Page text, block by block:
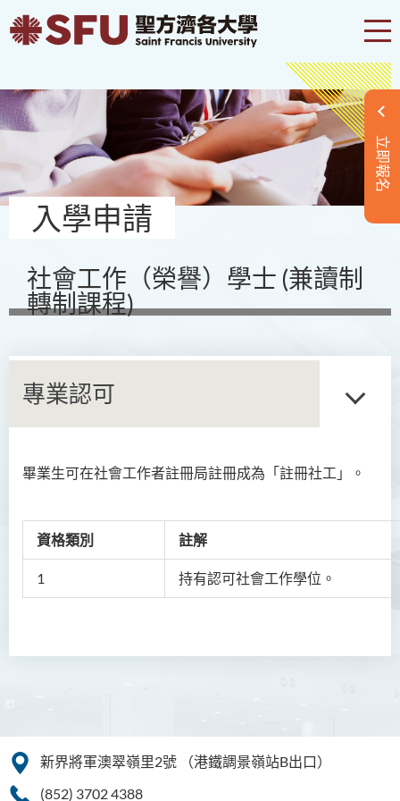
立即報名
入學申請
社會工作（榮譽）學士 (兼讀制
轉制課程)
專業認可
畢業生可在社會工作者註冊局註冊成為「註冊社工」。
資格類別 註解
1 持有認可社會工作學位。
語言及文化（榮譽）文學士
語文及通識（榮譽）文學士
翻譯科技（榮譽）文學士
工商管理（榮譽）學士
新界將軍澳翠嶺里2號
（港鐵調景嶺站B出口）
(852) 3702 4388